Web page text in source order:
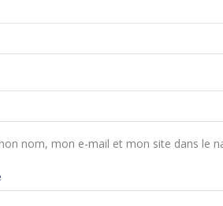
nom, mon e-mail et mon site dans le